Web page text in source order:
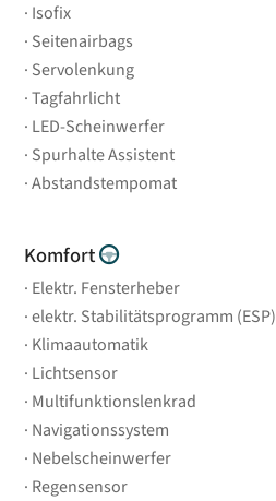
Isofix
Seitenairbags
Servolenkung
Tagfahrlicht
LED-Scheinwerfer
Spurhalte Assistent
Abstandstempomat
Komfort
Elektr. Fensterheber
elektr. Stabilitätsprogramm (ESP)
Klimaautomatik
Lichtsensor
Multifunktionslenkrad
Navigationssystem
Nebelscheinwerfer
Regensensor